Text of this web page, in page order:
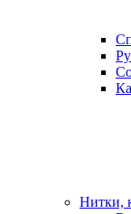
Нитки,